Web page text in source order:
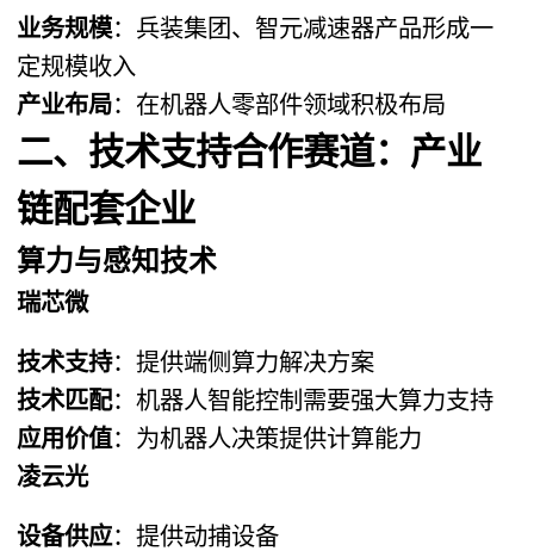
业务规模：兵装集团、智元减速器产品形成一
定规模收入
产业布局：在机器人零部件领域积极布局
二、技术支持合作赛道：产业
链配套企业
算力与感知技术
瑞芯微
技术支持：提供端侧算力解决方案
技术匹配：机器人智能控制需要强大算力支持
应用价值：为机器人决策提供计算能力
凌云光
设备供应：提供动捕设备